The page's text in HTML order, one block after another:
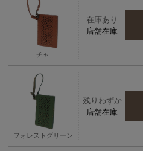
チャ
在庫あり
店舗在庫
フォレストグリーン
残りわずか
店舗在庫